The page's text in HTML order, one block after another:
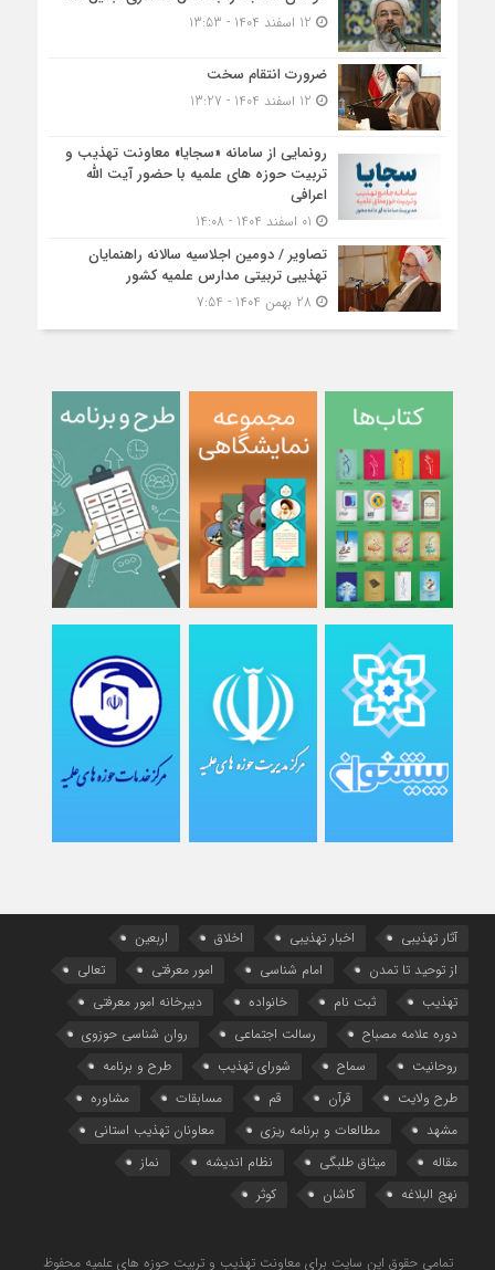
ضرورت انتقام سخت
رونمایی از سامانه «سجایا» معاونت تهذیب و
تربیت حوزه‌ های علمیه با حضور آیت الله
اعرافی
تصاویر / دومین اجلاسیه سالانه راهنمایان
تهذیبی تربیتی مدارس علمیه کشور
آثار تهذیبی اخبار تهذیبی اخلاق
اربعین
از توحید تا تمدن
امام شناسی امور معرفتی
تعالی
تهذیب
ثبت نام خانواده
دبیرخانه امور معرفتی
دوره علامه مصباح
رسالت اجتماعی
روان شناسی حوزوی
روحانیت
سماح شورای تهذیب
طرح و برنامه
طرح ولایت
قرآن قم مسابقات
مشاوره
مشهد
مطالعات و برنامه ریزی
معاونان تهذیب استانی
مقاله
میثاق طلبگی نظام اندیشه
نماز
نهج البلاغه
کاشان کوثر
تمامی حقوق این سایت برای معاونت تهذیب و تربیت حوزه های علمیه محفوظ